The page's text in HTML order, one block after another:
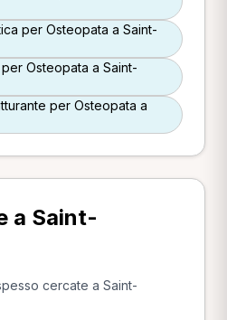
per Osteopata a Saint-
Osteopata a Saint-
per Osteopata a
a Saint-
cercate a Saint-